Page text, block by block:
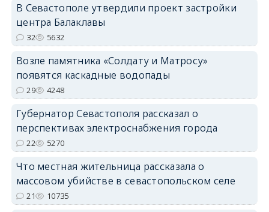
В Севастополе утвердили проект застройки
центра Балаклавы
32 5632
Возле памятника «Солдату и Матросу»
появятся каскадные водопады
29 4248
Губернатор Севастополя рассказал о
перспективах электроснабжения города
22 5270
Что местная жительница рассказала о
массовом убийстве в севастопольском селе
21 10735